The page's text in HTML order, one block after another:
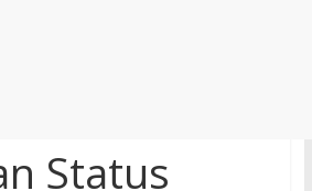
Status